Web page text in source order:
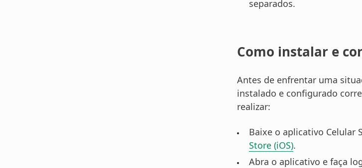
separados.
Como instalar e
Antes de enfrentar uma
instalado e configurado
realizar:
Baixe o aplicativo Celular
Store (iOS).
Abra o aplicativo e faça